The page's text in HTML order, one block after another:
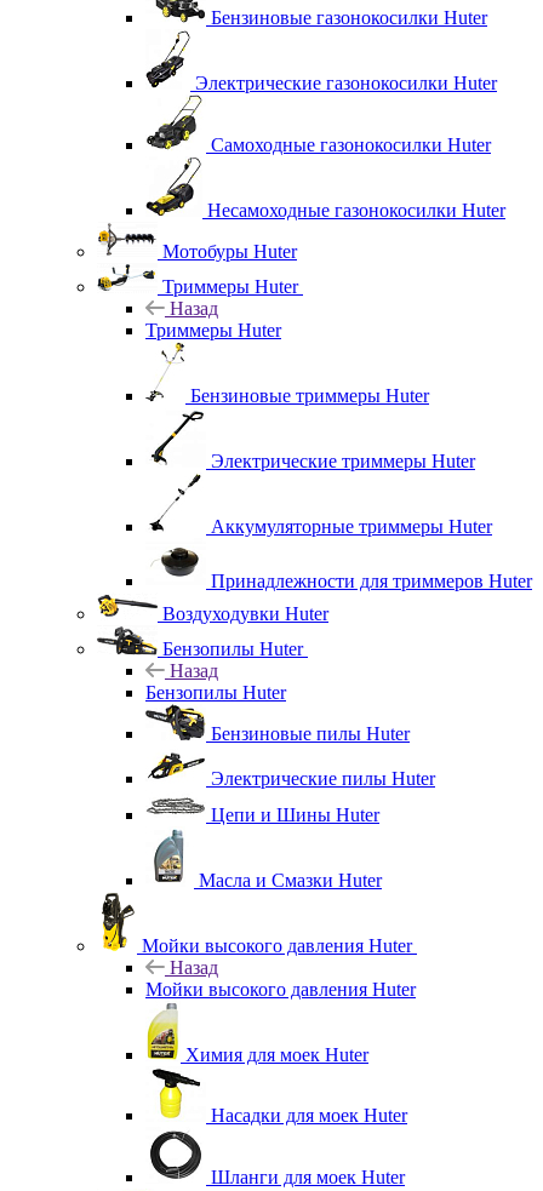
Бензиновые газонокосилки Huter
Электрические газонокосилки Huter
Самоходные газонокосилки Huter
Несамоходные газонокосилки Huter
Мотобуры Huter
Триммеры Huter
Назад
Триммеры Huter
Бензиновые триммеры Huter
Электрические триммеры Huter
Аккумуляторные триммеры Huter
Принадлежности для триммеров Huter
Воздуходувки Huter
Бензопилы Huter
Назад
Бензопилы Huter
Бензиновые пилы Huter
Электрические пилы Huter
Цепи и Шины Huter
Масла и Смазки Huter
Мойки высокого давления Huter
Назад
Мойки высокого давления Huter
Химия для моек Huter
Насадки для моек Huter
Шланги для моек Huter